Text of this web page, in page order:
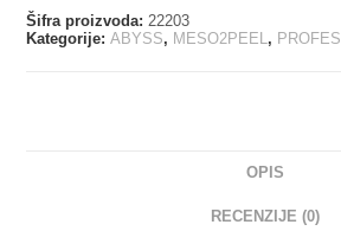
Šifra proizvoda: 22203
Kategorije:ABYSS, MESO2PEEL ,
OPIS
RECENZIJE (0)